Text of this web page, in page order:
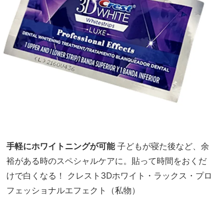
手軽にホワイトニングが可能子どもが寝た後など、余
裕がある時のスペシャルケアに。貼って時間をおくだ
けで白くなる！ クレスト3Dホワイト・ラックス・プロ
フェッショナルエフェクト（私物）